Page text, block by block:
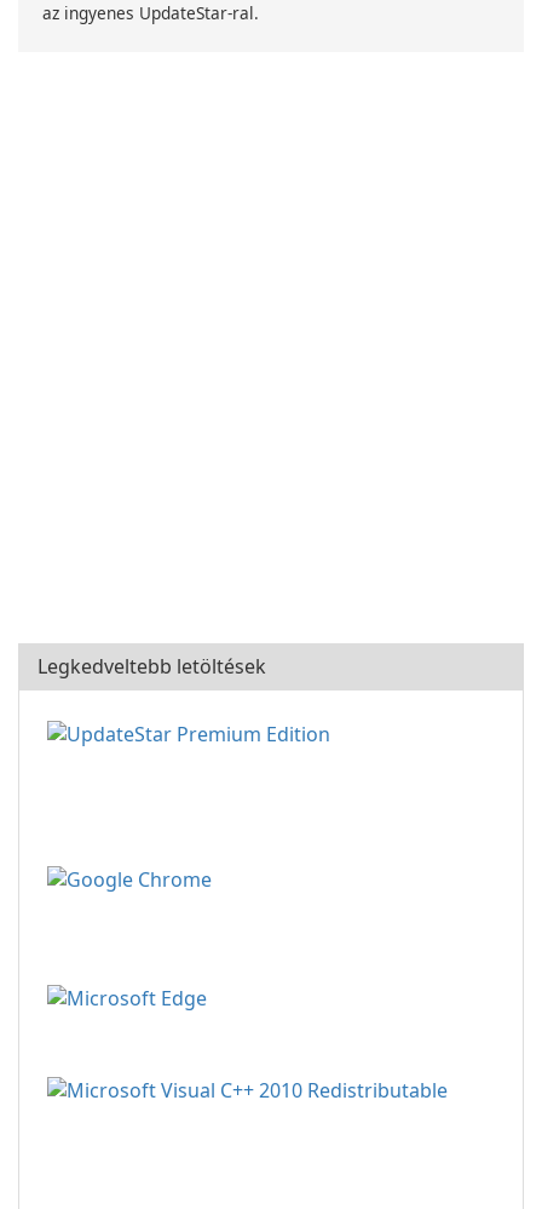
az ingyenes UpdateStar-ral.
Legkedveltebb letöltések